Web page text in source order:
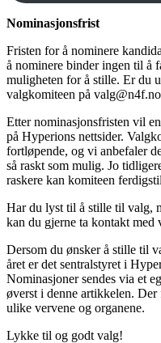
Nominasjonsfrist
Fristen for å nominere
å nominere binder ingen til å
muligheten for å stille. Er du
valgkomiteen på
Etter nominasjonsfristen vil
på Hyperions nettsider.
fortløpende, og vi anbefaler
så raskt som mulig. Jo
raskere kan komiteen
Har du lyst til å stille til valg,
kan du gjerne ta kontakt med
Dersom du ønsker å stille til
året er det sentralstyret i
Nominasjoner sendes via et
øverst i denne artikkelen.
ulike vervene og organene.
Lykke til og godt valg!